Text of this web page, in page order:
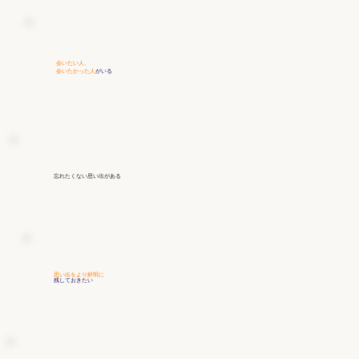
会いたい人、
会いたかった人がいる
思い出をより鮮明に
残しておきたい
忘れたくない思い出がある